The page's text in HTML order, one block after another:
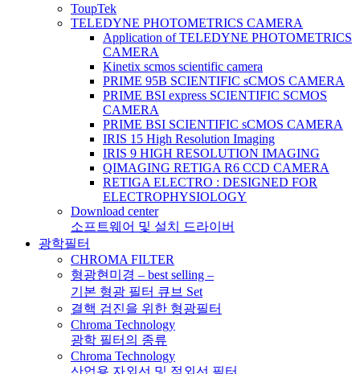
ToupTek
TELEDYNE PHOTOMETRICS CAMERA
Application of TELEDYNE PHOTOMETRICS
CAMERA
Kinetix scmos scientific camera
PRIME 95B SCIENTIFIC sCMOS CAMERA
PRIME BSI express SCIENTIFIC SCMOS
CAMERA
PRIME BSI SCIENTIFIC sCMOS CAMERA
IRIS 15 High Resolution Imaging
IRIS 9 HIGH RESOLUTION IMAGING
QIMAGING RETIGA R6 CCD CAMERA
RETIGA ELECTRO : DESIGNED FOR
ELECTROPHYSIOLOGY
Download center
소프트웨어 및 설치 드라이버
광학필터
CHROMA FILTER
형광현미경 – best selling –
기본 형광 필터 큐브 Set
결핵 검진을 위한 형광필터
Chroma Technology
광학 필터의 종류
Chroma Technology
산업용 자외선 및 적외선 필터